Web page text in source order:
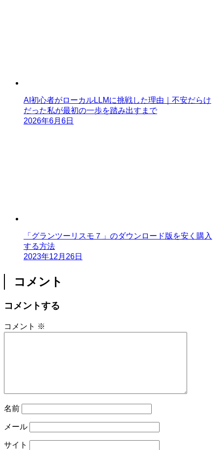
AI初心者がローカルLLMに挑戦した理由｜不安だらけ
だった私が最初の一歩を踏み出すまで
2026年6月6日
「グランツーリスモ７」のダウンロード版を安く購入
する方法
2023年12月26日
コメント
コメントする
コメント ※
名前
メール
サイト